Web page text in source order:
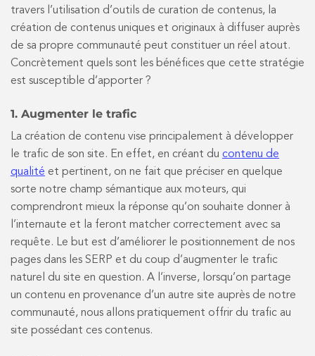
travers l’utilisation d’outils de curation de contenus, la
création de contenus uniques et originaux à diffuser auprès
de sa propre communauté peut constituer un réel atout.
Concrètement quels sont les bénéfices que cette stratégie
est susceptible d’apporter ?
1. Augmenter le trafic
La création de contenu vise principalement à développer
le trafic de son site. En effet, en créant du contenu de
qualité et pertinent, on ne fait que préciser en quelque
sorte notre champ sémantique aux moteurs, qui
comprendront mieux la réponse qu’on souhaite donner à
l’internaute et la feront matcher correctement avec sa
requête. Le but est d’améliorer le positionnement de nos
pages dans les SERP et du coup d’augmenter le trafic
naturel du site en question. A l’inverse, lorsqu’on partage
un contenu en provenance d’un autre site auprès de notre
communauté, nous allons pratiquement offrir du trafic au
site possédant ces contenus.